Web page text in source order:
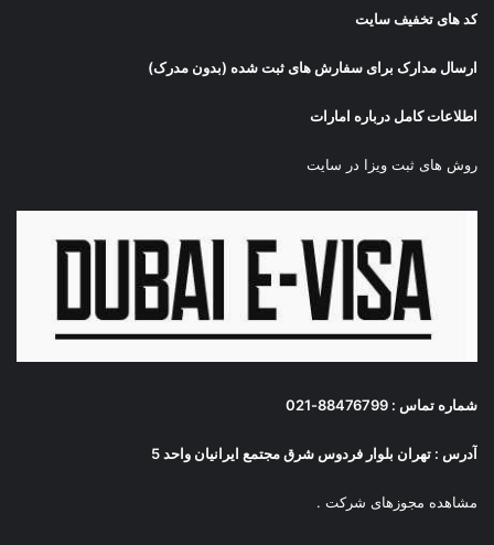
کد های تخفیف سایت
ارسال مدارک برای سفارش های ثبت شده (بدون مدرک)
اطلاعات کامل درباره امارات
روش های ثبت ویزا در سایت
شماره تماس : 88476799-021
آدرس : تهران بلوار فردوس شرق مجتمع ایرانیان واحد 5
مشاهده مجوزهای شرکت .